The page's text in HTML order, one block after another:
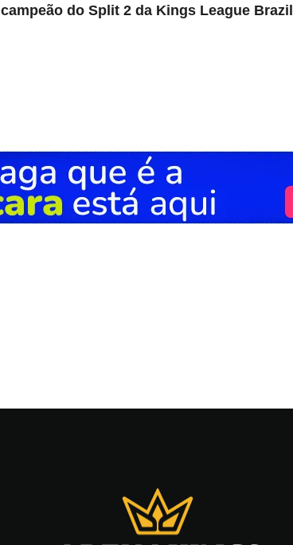
campeão do Split 2 da Kings League Brazil